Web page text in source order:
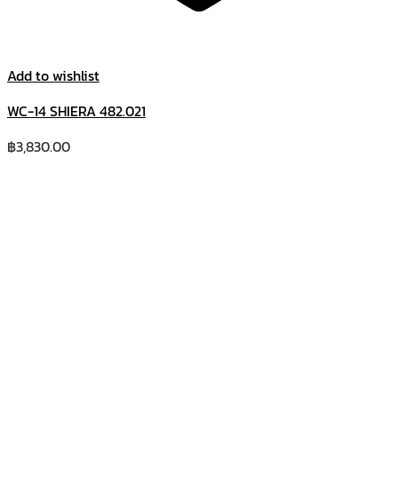
Add to wishlist
WC-14 SHIERA 482.021
฿3,830.00